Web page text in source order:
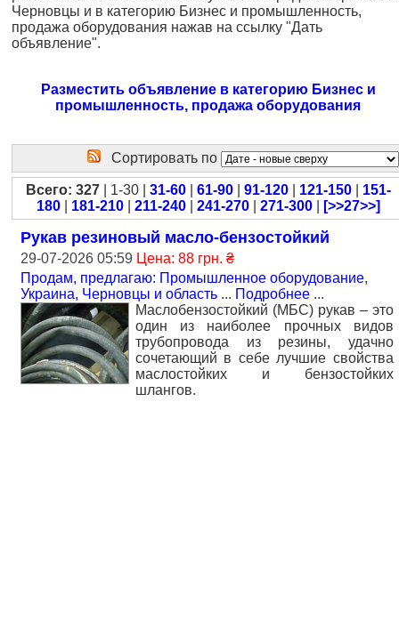
Черновцы и в категорию Бизнес и промышленность,
продажа оборудования нажав на ссылку "Дать
объявление".
Разместить объявление в категорию Бизнес и
промышленность, продажа оборудования
Сортировать по
Всего: 327| 1-30 | 31-60| 61-90| 91-120| 121-150| 151-
180| 181-210| 211-240| 241-270| 271-300| [>>27>>]
Рукав резиновый масло-бензостойкий
29-07-2026 05:59 Цена: 88 грн. ₴
Продам, предлагаю: Промышленное оборудование,
Украина, Черновцы и область ... Подробнее ...
Маслобензостойкий (МБС) рукав – это
один из наиболее прочных видов
трубопровода из резины, удачно
сочетающий в себе лучшие свойства
маслостойких и бензостойких
шлангов.